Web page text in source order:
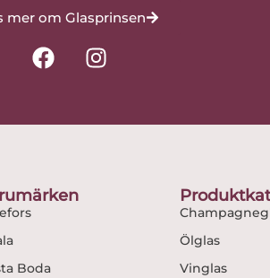
mer om Glasprinsen
F
a
k
I
n
Boda
Ölglas
Vinglas